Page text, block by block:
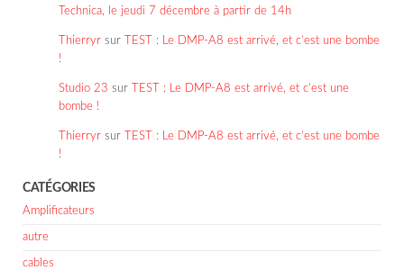
Technica, le jeudi 7 décembre à partir de 14h
Thierryr sur
TEST : Le DMP-A8 est arrivé, et c’est une bombe
!
Studio 23 sur
TEST : Le DMP-A8 est arrivé, et c’est une
bombe !
Thierryr sur
TEST : Le DMP-A8 est arrivé, et c’est une bombe
!
CATÉGORIES
Amplificateurs
autre
cables